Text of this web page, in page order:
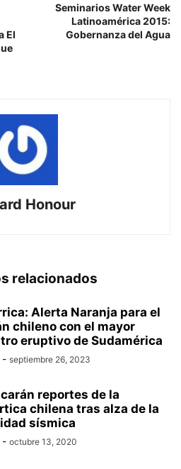
El
Seminarios Water Week
Latinoamérica 2015:
Gobernanza del Agua
Honour
relacionados
Alerta Naranja para el
chileno con el mayor
eruptivo de Sudamérica
- septiembre 26, 2023
reportes de la
chilena tras alza de la
sísmica
- octubre 13, 2020